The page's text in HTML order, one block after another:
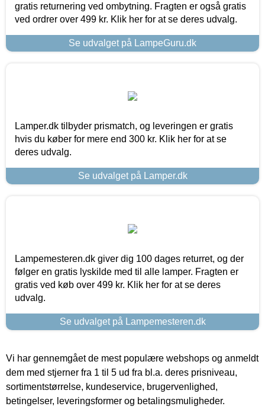
gratis returnering ved ombytning. Fragten er også gratis
ved ordrer over 499 kr. Klik her for at se deres udvalg.
Se udvalget på LampeGuru.dk
Lamper.dk tilbyder prismatch, og leveringen er gratis
hvis du køber for mere end 300 kr. Klik her for at se
deres udvalg.
Se udvalget på Lamper.dk
Lampemesteren.dk giver dig 100 dages returret, og der
følger en gratis lyskilde med til alle lamper. Fragten er
gratis ved køb over 499 kr. Klik her for at se deres
udvalg.
Se udvalget på Lampemesteren.dk
Vi har gennemgået de mest populære webshops og anmeldt
dem med stjerner fra 1 til 5 ud fra bl.a. deres prisniveau,
sortimentstørrelse, kundeservice, brugervenlighed,
betingelser, leveringsformer og betalingsmuligheder.